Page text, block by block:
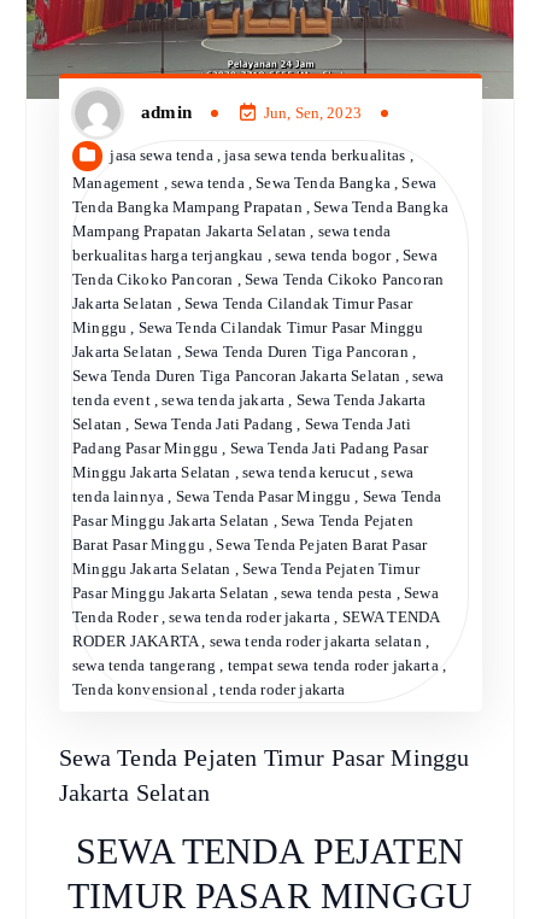
admin Jun, Sen, 2023
jasa sewa tenda ,jasa sewa tenda berkualitas
Management ,sewa tenda ,Sewa Tenda Bangka ,Sewa
Tenda Bangka Mampang Prapatan ,Sewa Tenda Bangka
Mampang Prapatan Jakarta Selatan
sewa tenda
berkualitas harga terjangkau
,sewa tenda bogor,Sewa
Tenda Cikoko Pancoran
Sewa Tenda Cikoko Pancoran
Jakarta Selatan
Sewa Tenda Cilandak Timur Pasar
Minggu
Sewa Tenda Cilandak Timur Pasar Minggu
Jakarta Selatan
Sewa Tenda Duren Tiga Pancoran
Sewa Tenda Duren Tiga Pancoran Jakarta Selatan
sewa
tenda event,sewa tenda jakarta
Sewa Tenda Jakarta
Selatan
Sewa Tenda Jati Padang
Sewa Tenda Jati
Padang Pasar Minggu
Sewa Tenda Jati Padang Pasar
Minggu Jakarta Selatan
,sewa tenda kerucut,sewa
tenda lainnya
Sewa Tenda Pasar Minggu
Sewa Tenda
Pasar Minggu Jakarta Selatan
,Sewa Tenda Pejaten
Barat Pasar Minggu ,Sewa Tenda Pejaten Barat Pasar
Minggu Jakarta Selatan
,Sewa Tenda Pejaten Timur
Pasar Minggu Jakarta Selatan
,sewa tenda pesta ,Sewa
Tenda Roder,sewa tenda roder jakarta
SEWA TENDA
RODER JAKARTA
sewa tenda roder jakarta selatan
sewa tenda tangerang
tempat sewa tenda roder jakarta
Tenda konvensional ,tenda roder jakarta
Sewa Tenda Pejaten Timur Pasar Minggu
Jakarta Selatan
SEWA TENDA PEJATEN
TIMUR PASAR MINGGU